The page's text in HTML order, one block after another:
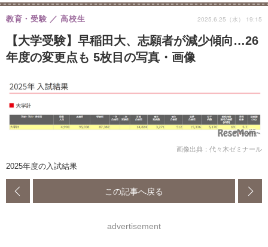
【大学受験】早稲田大、志願者が減少傾向…26
年度の変更点も 5枚目の写真・画像
教育・受験 高校生 2025.6.25（水） 19:15
画像出典：代々木ゼミナール
2025年度の入試結果
この記事へ戻る
advertisement